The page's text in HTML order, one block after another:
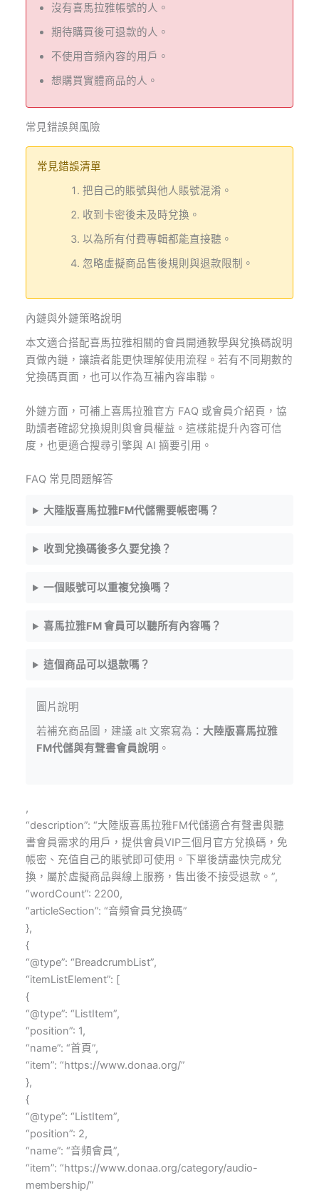
沒有喜馬拉雅帳號的人。
期待購買後可退款的人。
不使用音頻內容的用戶。
想購買實體商品的人。
常見錯誤與風險
常見錯誤清單
把自己的賬號與他人賬號混淆。
收到卡密後未及時兌換。
以為所有付費專輯都能直接聽。
忽略虛擬商品售後規則與退款限制。
內鏈與外鏈策略說明
本文適合搭配喜馬拉雅相關的會員開通教學與兌換碼說明
頁做內鏈，讓讀者能更快理解使用流程。若有不同期數的
兌換碼頁面，也可以作為互補內容串聯。
外鏈方面，可補上喜馬拉雅官方 FAQ 或會員介紹頁，協
助讀者確認兌換規則與會員權益。這樣能提升內容可信
度，也更適合搜尋引擎與 AI 摘要引用。
FAQ 常見問題解答
大陸版喜馬拉雅FM代儲需要帳密嗎？
收到兌換碼後多久要兌換？
一個賬號可以重複兌換嗎？
喜馬拉雅FM 會員可以聽所有內容嗎？
這個商品可以退款嗎？
圖片說明
若補充商品圖，建議 alt 文案寫為： 大陸版喜馬拉雅
FM代儲與有聲書會員說明 。
,
“description”: “大陸版喜馬拉雅FM代儲適合有聲書與聽
書會員需求的用戶，提供會員VIP三個月官方兌換碼，免
帳密、充值自己的賬號即可使用。下單後請盡快完成兌
換，屬於虛擬商品與線上服務，售出後不接受退款。”,
“wordCount”: 2200,
“articleSection”: “音頻會員兌換碼”
},
{
“@type”: “BreadcrumbList”,
“itemListElement”: [
{
“@type”: “ListItem”,
“position”: 1,
“name”: “首頁”,
“item”: “https://www.donaa.org/”
},
{
“@type”: “ListItem”,
“position”: 2,
“name”: “音頻會員”,
“item”: “https://www.donaa.org/category/audio-
membership/”